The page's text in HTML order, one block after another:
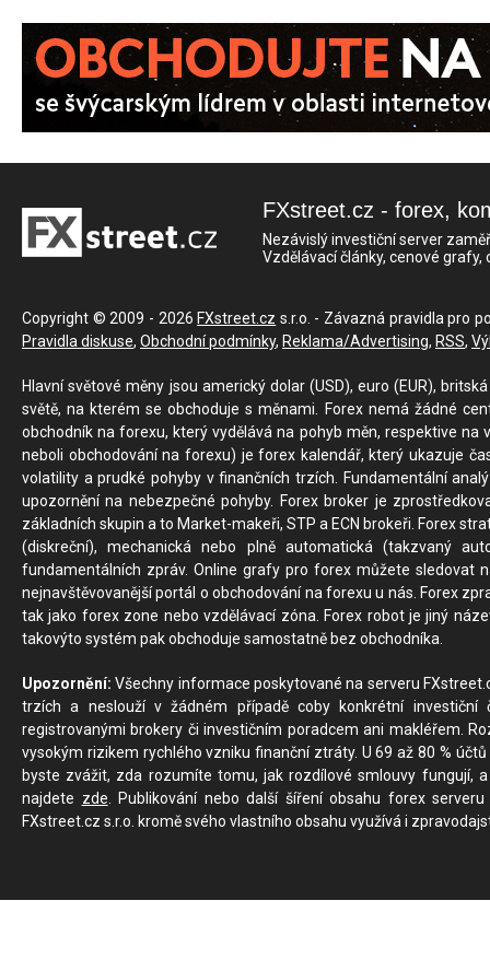
FXstreet.cz - forex,
Nezávislý investiční server
Vzdělávací články, cenové
Copyright © 2009 - 2026 FXstreet.cz s.r.o. - Závazná pravidla pro
Pravidla diskuse, Obchodní podmínky, Reklama/Advertising, RSS,
Hlavní světové měny jsou americký dolar (USD), euro (EUR),
světě, na kterém se obchoduje s měnami. Forex nemá žádné
obchodník na forexu, který vydělává na pohyb měn, respektive
neboli obchodování na forexu) je forex kalendář, který ukazuje
volatility a prudké pohyby v finančních trzích. Fundamentální
upozornění na nebezpečné pohyby. Forex broker je
základních skupin a to Market-makeři, STP a ECN brokeři. Forex
(diskreční), mechanická nebo plně automatická (takzvaný
fundamentálních zpráv. Online grafy pro forex můžete sledovat
nejnavštěvovanější portál o obchodování na forexu u nás. Forex
tak jako forex zone nebo vzdělávací zóna. Forex robot je jiný
takovýto systém pak obchoduje samostatně bez obchodníka.
Upozornění: Všechny informace poskytované na serveru
trzích a neslouží v žádném případě coby konkrétní investiční
registrovanými brokery či investičním poradcem ani makléřem.
vysokým rizikem rychlého vzniku finanční ztráty. U 69 až 80 %
byste zvážit, zda rozumíte tomu, jak rozdílové smlouvy fungují,
najdete zde. Publikování nebo další šíření obsahu forex
FXstreet.cz s.r.o. kromě svého vlastního obsahu využívá i